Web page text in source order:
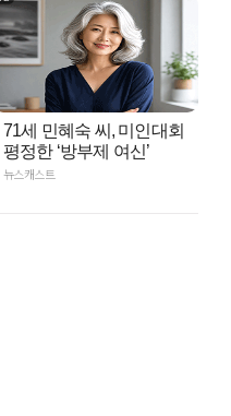
71세 민혜숙 씨, 미인대회
평정한 ‘방부제 여신’
뉴스캐스트